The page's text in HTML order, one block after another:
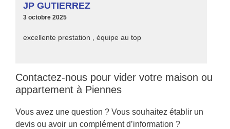
JP GUTIERREZ
3 octobre 2025
excellente prestation , équipe au top
Contactez-nous pour vider votre maison ou
appartement à Piennes
Vous avez une question ? Vous souhaitez établir un
devis ou avoir un complément d’information ?